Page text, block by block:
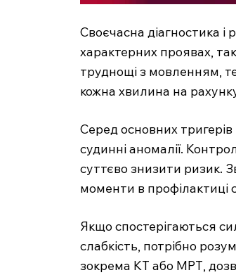
Своєчасна діагностика
характерних проявах,
труднощі з мовленням,
кожна хвилина на
Серед основних тригерів
судинні аномалії.
суттєво знизити ризик.
моменти в профілактиці
Якщо спостерігаються
слабкість, потрібно
зокрема КТ або МРТ,